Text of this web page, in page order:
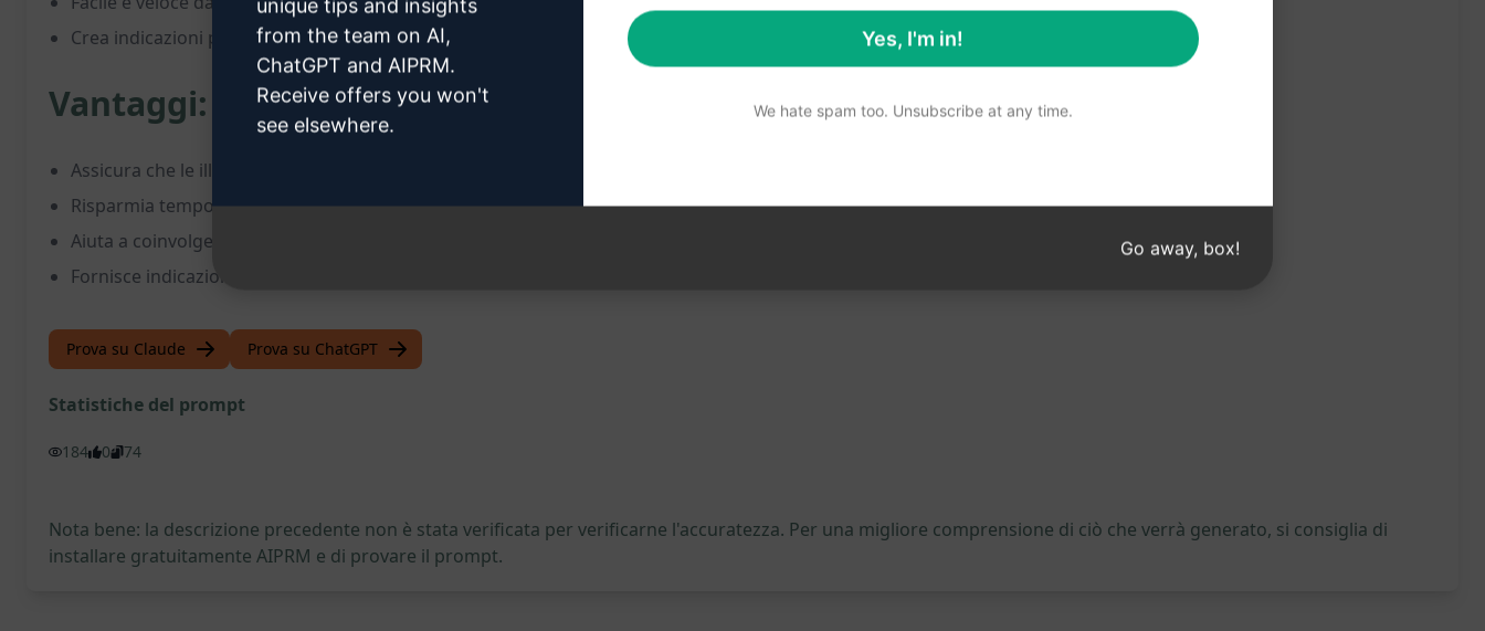
Crea indicazioni precise per marker AR coinvolgenti e stimolanti per i più piccoli
Vantaggi:
Assicura che le illustrazioni AR dei libri per bambini siano ottimizzate
Risparmia tempo nella creazione di marker AR dettagliati
Aiuta a coinvolgere i bambini con contenuti interattivi e divertenti
Fornisce indicazioni chiare e specifiche per un'implementazione rapida e accurata
Prova su Claude Prova su ChatGPT
Statistiche del prompt
184 0 74
Nota bene: la descrizione precedente non è stata verificata per verificarne l'accuratezza. Per una migliore comprensione di ciò che verrà generato, si consiglia di
installare gratuitamente AIPRM e di provare il prompt.
unique tips and insights
from the team on AI,
ChatGPT and AIPRM.
Receive offers you won't
see elsewhere.
Yes, I'm in!
We hate spam too. Unsubscribe at any time.
Go away, box!